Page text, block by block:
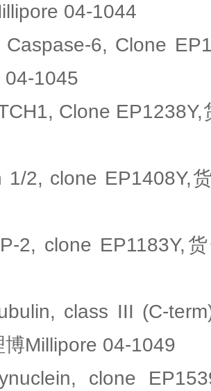
04-1044
Caspase-6, Clone
04-1045
Clone
1/2, clone EP1408Y,
2, clone EP1183Y,
class III (C-
博Millipore 04-1049
clone